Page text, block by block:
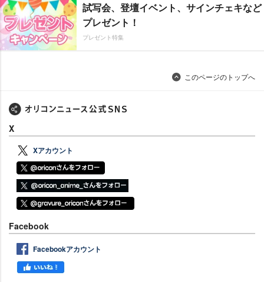
試写会、登壇イベント、サインチェキなど
プレゼント！
プレゼント特集
このページのトップへ
X
Xアカウント
Facebook
Facebookアカウント